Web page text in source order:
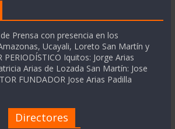
Prensa con presencia en los
Ucayali, Loreto San Martín y
PERIODÍSTICO Iquitos: Jorge Arias
Arias de Lozada San Martín: Jose
FUNDADOR Jose Arias Padilla
Directores